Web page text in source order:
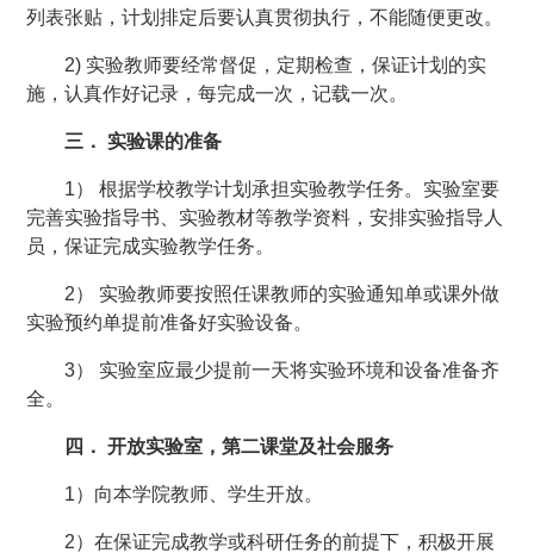
列表张贴，计划排定后要认真贯彻执行，不能随便更改。
2) 实验教师要经常督促，定期检查，保证计划的实
施，认真作好记录，每完成一次，记载一次。
三． 实验课的准备
1） 根据学校教学计划承担实验教学任务。实验室要
完善实验指导书、实验教材等教学资料，安排实验指导人
员，保证完成实验教学任务。
2） 实验教师要按照任课教师的实验通知单或课外做
实验预约单提前准备好实验设备。
3） 实验室应最少提前一天将实验环境和设备准备齐
全。
四． 开放实验室，第二课堂及社会服务
1）向本学院教师、学生开放。
2）在保证完成教学或科研任务的前提下，积极开展